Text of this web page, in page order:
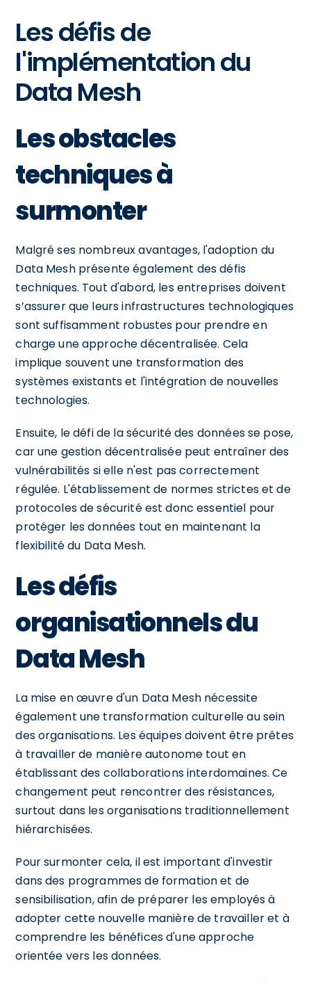
Les défis de
l'implémentation du
Data Mesh
Les obstacles
techniques à
surmonter
Malgré ses nombreux avantages, l'adoption du
Data Mesh présente également des défis
techniques. Tout d'abord, les entreprises doivent
s’assurer que leurs infrastructures technologiques
sont suffisamment robustes pour prendre en
charge une approche décentralisée. Cela
implique souvent une transformation des
systèmes existants et l'intégration de nouvelles
technologies.
Ensuite, le défi de la sécurité des données se pose,
car une gestion décentralisée peut entraîner des
vulnérabilités si elle n'est pas correctement
régulée. L'établissement de normes strictes et de
protocoles de sécurité est donc essentiel pour
protéger les données tout en maintenant la
flexibilité du Data Mesh.
Les défis
organisationnels du
Data Mesh
La mise en œuvre d'un Data Mesh nécessite
également une transformation culturelle au sein
des organisations. Les équipes doivent être prêtes
à travailler de manière autonome tout en
établissant des collaborations interdomaines. Ce
changement peut rencontrer des résistances,
surtout dans les organisations traditionnellement
hiérarchisées.
Pour surmonter cela, il est important d'investir
dans des programmes de formation et de
sensibilisation, afin de préparer les employés à
adopter cette nouvelle manière de travailler et à
comprendre les bénéfices d'une approche
orientée vers les données.